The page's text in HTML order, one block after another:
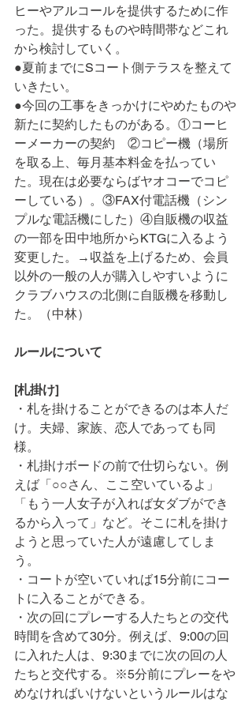
ヒーやアルコールを提供するために作
った。提供するものや時間帯などこれ
から検討していく。
●夏前までにSコート側テラスを整えて
いきたい。
●今回の工事をきっかけにやめたものや
新たに契約したものがある。①コーヒ
ーメーカーの契約　②コピー機（場所
を取る上、毎月基本料金を払ってい
た。現在は必要ならばヤオコーでコピ
ーしている）。③FAX付電話機（シン
プルな電話機にした）④自販機の収益
の一部を田中地所からKTGに入るよう
変更した。→収益を上げるため、会員
以外の一般の人が購入しやすいように
クラブハウスの北側に自販機を移動し
た。（中林）
ルールについて
[札掛け]
・札を掛けることができるのは本人だ
け。夫婦、家族、恋人であっても同
様。
・札掛けボードの前で仕切らない。例
えば「○○さん、ここ空いているよ」
「もう一人女子が入れば女ダブができ
るから入って」など。そこに札を掛け
ようと思っていた人が遠慮してしま
う。
・コートが空いていれば15分前にコー
トに入ることができる。
・次の回にプレーする人たちとの交代
時間を含めて30分。例えば、9:00の回
に入れた人は、9:30までに次の回の人
たちと交代する。※5分前にプレーをや
めなければいけないというルールはな